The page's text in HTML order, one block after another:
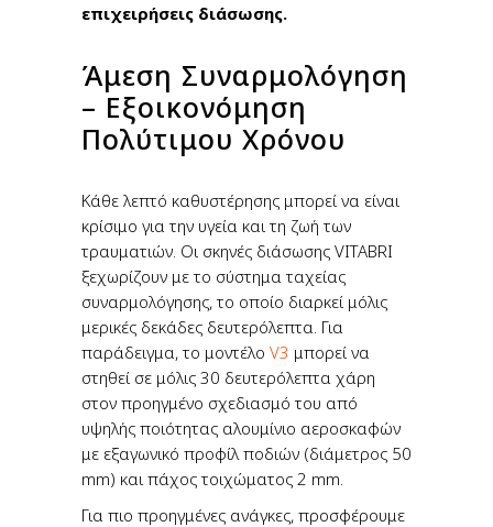
επιχειρήσεις διάσωσης.
Άμεση Συναρμολόγηση
– Εξοικονόμηση
Πολύτιμου Χρόνου
Κάθε λεπτό καθυστέρησης μπορεί να είναι
κρίσιμο για την υγεία και τη ζωή των
τραυματιών. Οι σκηνές διάσωσης VITABRI
ξεχωρίζουν με το σύστημα ταχείας
συναρμολόγησης, το οποίο διαρκεί μόλις
μερικές δεκάδες δευτερόλεπτα. Για
παράδειγμα, το μοντέλο V3 μπορεί να
στηθεί σε μόλις 30 δευτερόλεπτα χάρη
στον προηγμένο σχεδιασμό του από
υψηλής ποιότητας αλουμίνιο αεροσκαφών
με εξαγωνικό προφίλ ποδιών (διάμετρος 50
mm) και πάχος τοιχώματος 2 mm.
Για πιο προηγμένες ανάγκες, προσφέρουμε